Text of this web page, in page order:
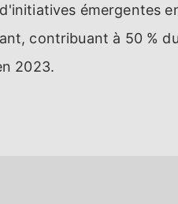
émergentes
contribuant à 50 %
2023.